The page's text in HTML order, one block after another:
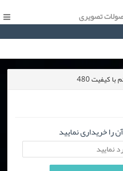
تصویری
کیفیت 480
را خریداری نمایید